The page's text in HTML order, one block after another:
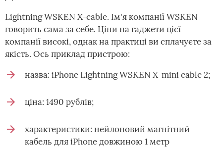
Lightning WSKEN X-cable. Ім'я компанії WSKEN
говорить сама за себе. Ціни на гаджети цієї
компанії високі, однак на практиці ви сплачуєте за
якість. Ось приклад пристрою:
назва: iPhone Lightning WSKEN X-mini cable 2;
ціна: 1490 рублів;
характеристики: нейлоновий магнітний
кабель для iPhone довжиною 1 метр